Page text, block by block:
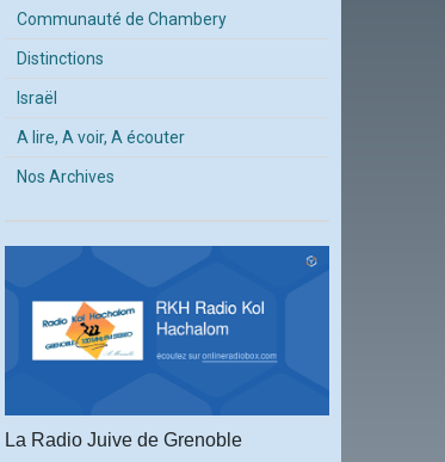
Communauté de Chambery
Distinctions
Israël
A lire, A voir, A écouter
Nos Archives
La Radio Juive de Grenoble